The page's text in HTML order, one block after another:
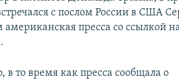
с послом России в США
пресса со ссылкой
то время как пресса сообщала о